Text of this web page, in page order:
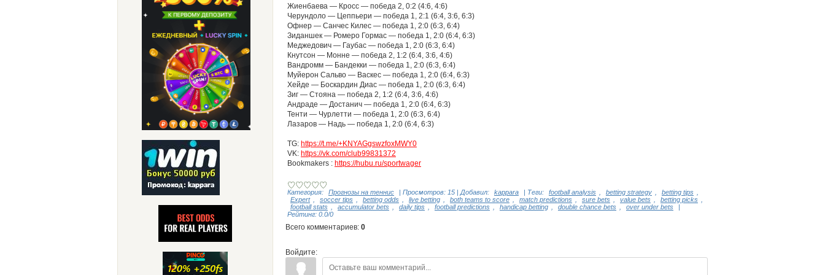
Жиенбаева — Кросс — победа 2, 0:2 (4:6, 4:6)
Черундоло — Цеппьери — победа 1, 2:1 (6:4, 3:6, 6:3)
Офнер — Санчес Килес — победа 1, 2:0 (6:3, 6:4)
Зиданшек — Ромеро Гормас — победа 1, 2:0 (6:4, 6:3)
Меджедович — Гаубас — победа 1, 2:0 (6:3, 6:4)
Кнутсон — Монне — победа 2, 1:2 (6:4, 3:6, 4:6)
Вандромм — Бандекки — победа 1, 2:0 (6:3, 6:4)
Муйерон Сальво — Васкес — победа 1, 2:0 (6:4, 6:3)
Хейде — Боскардин Диас — победа 1, 2:0 (6:3, 6:4)
Зиг — Стояна — победа 2, 1:2 (6:4, 3:6, 4:6)
Андраде — Достанич — победа 1, 2:0 (6:4, 6:3)
Тенти — Чурлетти — победа 1, 2:0 (6:3, 6:4)
Лазаров — Надь — победа 1, 2:0 (6:4, 6:3)
TG: https://t.me/+KNYAGgswzfoxMWY0
VK: https://vk.com/club99831372
Bookmakers : https://hubu.ru/sportwager
Категория: Прогнозы на теннис | Просмотров: 15 | Добавил: kappara | Теги: football analysis betting strategy betting tips
Expert
soccer tips betting odds live betting both teams to score match predictions sure bets value bets betting picks
football stats
accumulator bets daily tips football predictions handicap betting double chance bets over under bets
|
Рейтинг: 0.0/0
Всего комментариев: 0
Войдите: